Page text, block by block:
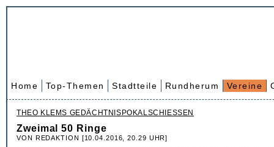
Home Top-Themen Stadtteile Rundherum Vereine
THEO KLEMS GEDÄCHTNISPOKALSCHIESSEN
Zweimal 50 Ringe
VON REDAKTION [10.04.2016, 20.29 UHR]